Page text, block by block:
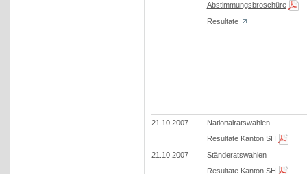
Abstimmungsbroschüre
Resultate
21.10.2007
Nationalratswahlen
Resultate Kanton SH
21.10.2007
Ständeratswahlen
Resultate Kanton SH